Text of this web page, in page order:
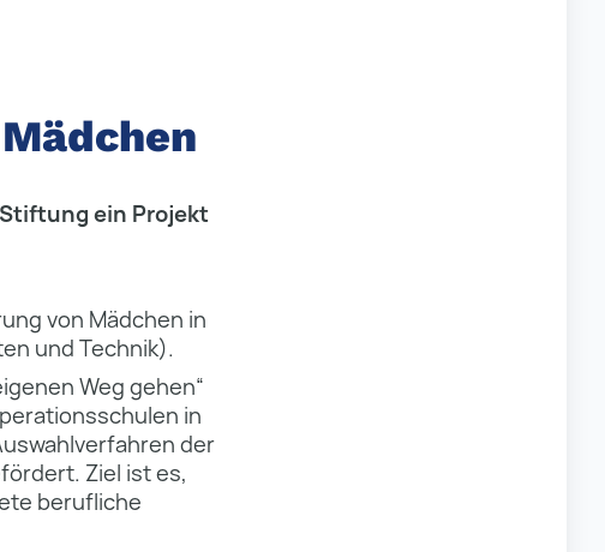
ein Projekt
von Mädchen in
und Technik).
Weg gehen“
in
der
Ziel ist es,
berufliche